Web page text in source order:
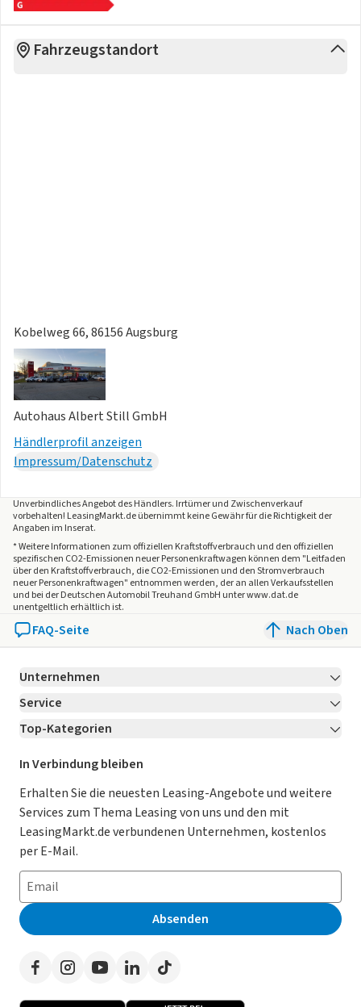
Fahrzeugstandort
Kobelweg 66, 86156 Augsburg
Autohaus Albert Still GmbH
Händlerprofil anzeigen
Impressum/Datenschutz
Unverbindliches Angebot desHändlers. Irrtümer und Zwischenverkauf
vorbehalten! LeasingMarkt.de übernimmt keine Gewähr für die Richtigkeit der
Angaben im Inserat.
* Weitere Informationen zum offiziellen Kraftstoffverbrauch und den offiziellen
spezifischen CO2-Emissionen neuer Personenkraftwagen können dem "Leitfaden
über den Kraftstoffverbrauch, die CO2-Emissionen und den Stromverbrauch
neuer Personenkraftwagen" entnommen werden, der an allen Verkaufsstellen
und bei der Deutschen Automobil Treuhand GmbH unter www.dat.de
unentgeltlich erhältlich ist.
FAQ-Seite Nach Oben
Unternehmen
Über LeasingMarkt.de
Karriere Jetzt bewerben!
Für Händler
Kooperation mit AutoScout24
AGB
Datenschutz
Impressum
Erklärung zur Barrierefreiheit
Presse
Service
Kontakt
Ratgeber
Magazin
Datenschutz-Einstellungen
So funktioniert’s
Häufig gestellte Fragen
Leasing-Lexikon
Auto-Tests
Werben auf LeasingMarkt.de
Top-Kategorien
Leasing Deals
Gebrauchtwagen Leasing
Leasing ohne Anzahlung
E-Auto Leasing
Privatleasing
Leasing-Vergleiche
Herstellerverzeichnis
Händlerverzeichnis
In Verbindung bleiben
Erhalten Sie die neuesten Leasing-Angebote und weitere
Services zum Thema Leasing von uns und den mit
LeasingMarkt.de verbundenen Unternehmen, kostenlos
per E-Mail.
Absenden